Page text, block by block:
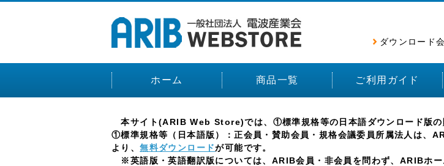
ダウンロード
ホーム 商品一覧 ご利用ガイド
本サイト(ARIB Web Store)では、①標準規格等の日本語ダウンロード版
①標準規格等（日本語版）：正会員・賛助会員・規格会議委員所属法人は、
より、無料ダウンロードが可能です。
※英語版・英語翻訳版については、ARIB会員・非会員を問わず、ARIBホー